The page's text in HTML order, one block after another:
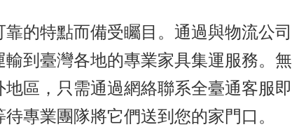
的特點而備受矚目。通過與物流公司
到臺灣各地的專業家具集運服務。無
區，只需通過網絡聯系全臺通客服即
專業團隊將它們送到您的家門口。